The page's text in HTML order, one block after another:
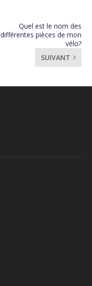
Quel est le nom des
différentes pièces de mon
vélo?
SUIVANT